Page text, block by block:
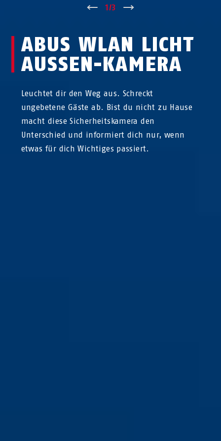
1/3
ABUS WLAN LICHT
AUSSEN-KAMERA
Leuchtet dir den Weg aus. Schreckt
ungebetene Gäste ab. Bist du nicht zu Hause
macht diese Sicherheitskamera den
Unterschied und informiert dich nur, wenn
etwas für dich Wichtiges passiert.